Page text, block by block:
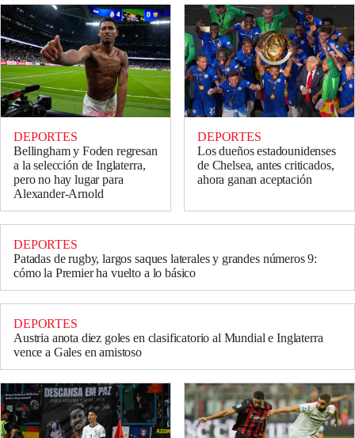
DEPORTES
Bellingham y Foden regresan
a la selección de Inglaterra,
pero no hay lugar para
Alexander-Arnold
DEPORTES
Los dueños estadounidenses
de Chelsea, antes criticados,
ahora ganan aceptación
DEPORTES
Patadas de rugby, largos saques laterales y grandes números 9:
cómo la Premier ha vuelto a lo básico
DEPORTES
Austria anota diez goles en clasificatorio al Mundial e Inglaterra
vence a Gales en amistoso